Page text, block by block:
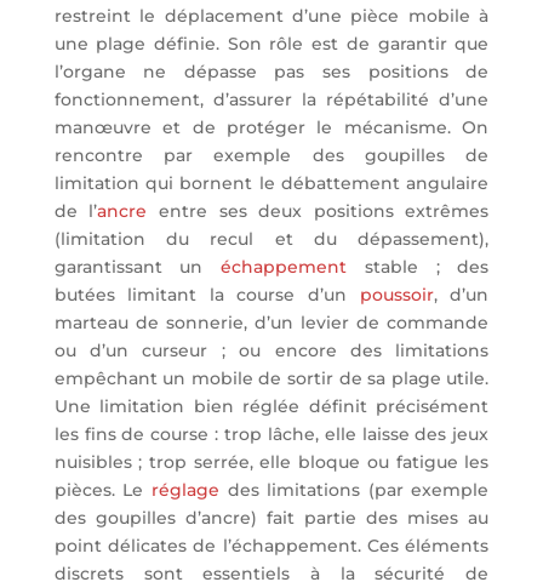
restreint le déplacement d’une pièce mobile à
une plage définie. Son rôle est de garantir que
l’organe ne dépasse pas ses positions de
fonctionnement, d’assurer la répétabilité d’une
manœuvre et de protéger le mécanisme. On
rencontre par exemple des goupilles de
limitation qui bornent le débattement angulaire
de l’ancre entre ses deux positions extrêmes
(limitation du recul et du dépassement),
garantissant unéchappement stable ; des
butées limitant la course d’un poussoir, d’un
marteau de sonnerie, d’un levier de commande
ou d’un curseur ; ou encore des limitations
empêchant un mobile de sortir de sa plage utile.
Une limitation bien réglée définit précisément
les fins de course : trop lâche, elle laisse des jeux
nuisibles ; trop serrée, elle bloque ou fatigue les
pièces. Le réglage des limitations (par exemple
des goupilles d’ancre) fait partie des mises au
point délicates de l’échappement. Ces éléments
discrets sont essentiels à la sécurité de